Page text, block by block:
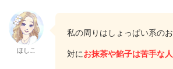
ほしこ
私の周りはしょっぱい系の
対にお抹茶や餡子は苦手な